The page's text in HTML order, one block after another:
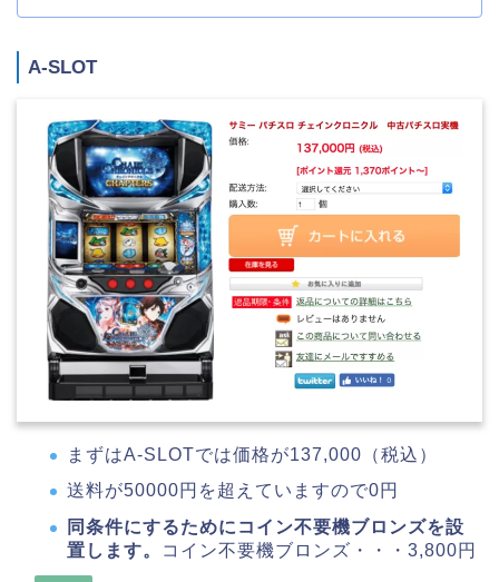
A-SLOT
まずはA-SLOTでは価格が137,000（税込）
送料が50000円を超えていますので0円
同条件にするためにコイン不要機ブロンズを設
置します。
コイン不要機ブロンズ・・・3,800円